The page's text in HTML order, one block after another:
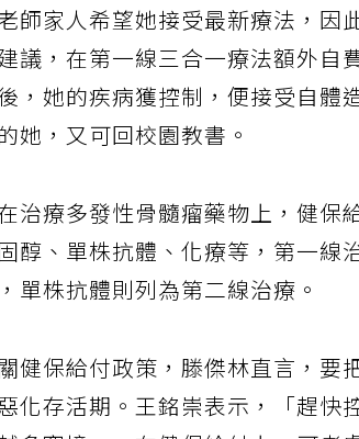
師家人希望她接受最新療法，因
議，在第一線三合一療法額外自
，她的疾病獲控制，便接受自體
她，又可回校園教書。
治療多發性骨髓瘤藥物上，健保
醇、單株抗體、化療等，第一線
單株抗體則列為第二線治療。
健保給付政策，滕傑林直言，要
化存活期。王銘崇表示，「趕快